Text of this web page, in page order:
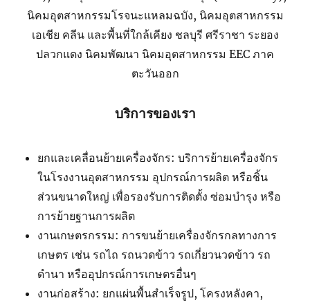
นิคมอุตสาหกรรมโรจนะแหลมฉบัง, นิคมอุตสาหกรรม
เอเชีย คลีน และพื้นที่ใกล้เคียง ชลบุรี ศรีราชา ระยอง
ปลวกแดง นิคมพัฒนา นิคมอุตสาหกรรม EEC ภาค
ตะวันออก
บริการของเรา
ยกและเคลื่อนย้ายเครื่องจักร: บริการย้ายเครื่องจักร
ในโรงงานอุตสาหกรรม อุปกรณ์การผลิต หรือชิ้น
ส่วนขนาดใหญ่ เพื่อรองรับการติดตั้ง ซ่อมบำรุง หรือ
การย้ายฐานการผลิต
งานเกษตรกรรม: การขนย้ายเครื่องจักรกลทางการ
เกษตร เช่น รถไถ รถนวดข้าว รถเกี่ยวนวดข้าว รถ
ดำนา หรืออุปกรณ์การเกษตรอื่นๆ
งานก่อสร้าง: ยกแผ่นพื้นสำเร็จรูป, โครงหลังคา,